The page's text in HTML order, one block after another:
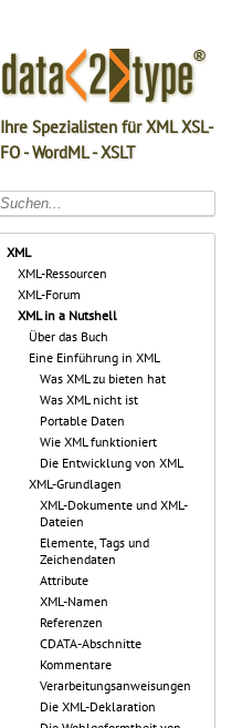
Ihre Spezialisten für XML XSL-
FO - WordML - XSLT
XML
XML-Ressourcen
XML-Forum
XML in a Nutshell
Über das Buch
Eine Einführung in XML
Was XML zu bieten hat
Was XML nicht ist
Portable Daten
Wie XML funktioniert
Die Entwicklung von XML
XML-Grundlagen
XML-Dokumente und XML-
Dateien
Elemente, Tags und
Zeichendaten
Attribute
XML-Namen
Referenzen
CDATA-Abschnitte
Kommentare
Verarbeitungsanweisungen
Die XML-Deklaration